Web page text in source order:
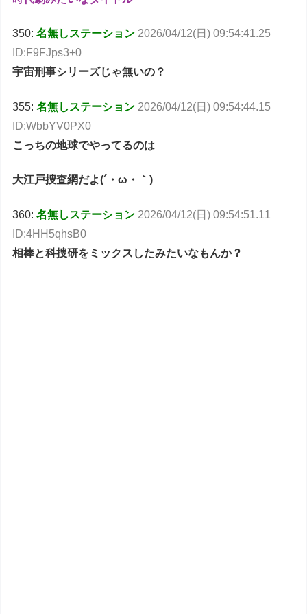
350:名無しステーション 2026/04/12(日) 09:54:41.25
ID:F9FJps3+0
宇宙刑事シリーズじゃ無いの？
355:名無しステーション 2026/04/12(日) 09:54:44.15
ID:WbbYV0PX0
こっちの地球でやってるのは
大江戸捜査網だよ(´・ω・｀)
360:名無しステーション 2026/04/12(日) 09:54:51.11
ID:4HH5qhsB0
相棒と科捜研をミックスしたみたいなもんか？